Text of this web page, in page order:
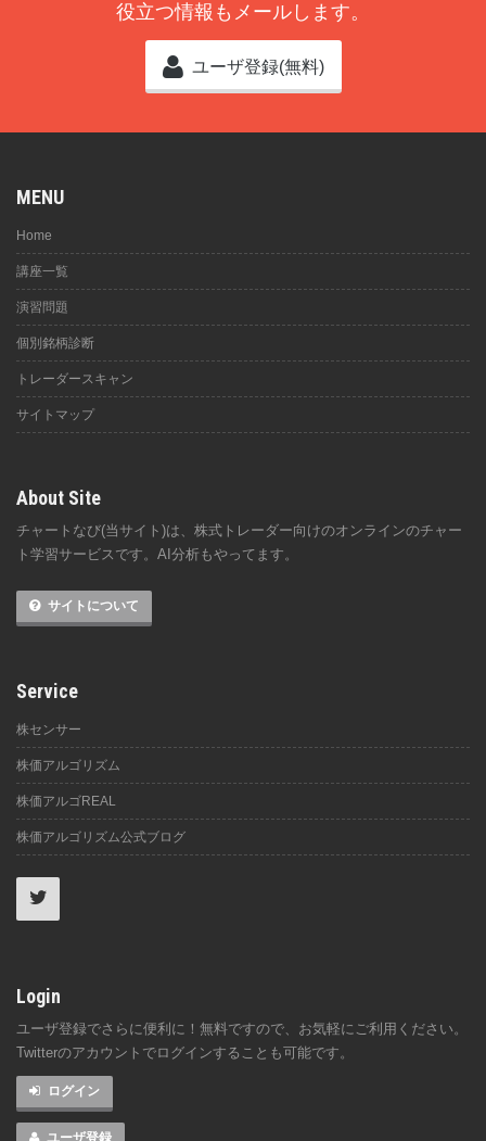
役立つ情報もメールします。
ユーザ登録(無料)
MENU
Home
講座一覧
演習問題
個別銘柄診断
トレーダースキャン
サイトマップ
About Site
チャートなび(当サイト)は、株式トレーダー向けのオンラインのチャー
ト学習サービスです。AI分析もやってます。
サイトについて
Service
株センサー
株価アルゴリズム
株価アルゴREAL
株価アルゴリズム公式ブログ
Login
ユーザ登録でさらに便利に！無料ですので、お気軽にご利用ください。
Twitterのアカウントでログインすることも可能です。
ログイン
ユーザ登録